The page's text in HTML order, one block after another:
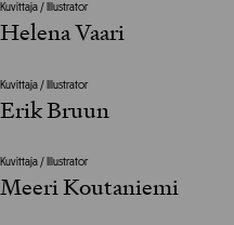
Kuvittaja / Illustrator
Helena Vaari
Kuvittaja / Illustrator
Erik Bruun
Kuvittaja / Illustrator
Meeri Koutaniemi